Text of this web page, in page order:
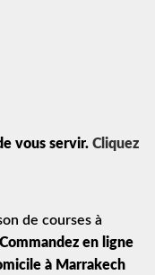
vous servir. Cliquez
de courses à
en ligne
à Marrakech